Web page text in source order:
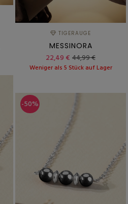
TIGERAUGE
MESSINORA
22,49 € 44,99 €
Weniger als 5 Stück auf Lager
-50%